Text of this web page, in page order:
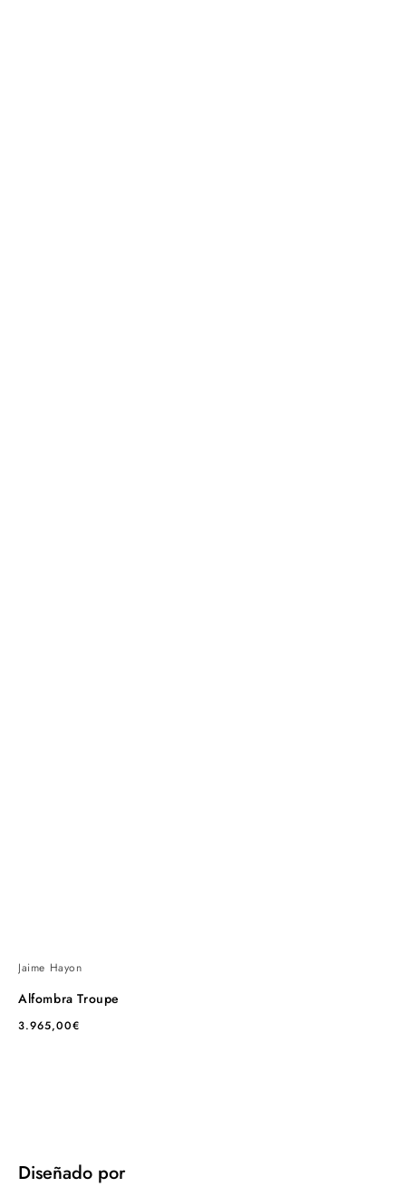
Jaime Hayon
Alfombra Troupe
Precio
3.965,00€
Diseñado por